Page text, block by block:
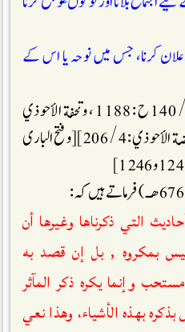
کرنا، جس میں نوحہ یا اس کے
[فتح الباري شرح صحيح البخاري : 3 / 140 ح : 1188 ، وتحفة الأحوذي
شرح سنن الترمذي: 4 / 52 ، عارضة الأحوذي : 4 / 206][وفتح الباری
التي ذكرناها وغيرها أن
ليس بمكروه , بل إن قصد به
وإنما يكره ذكر المآثر
بهذه الأشياء، وهذا نعي